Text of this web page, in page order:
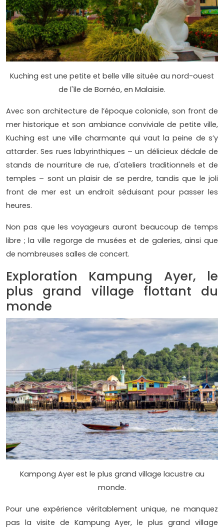
Kuching est une petite et belle ville située au nord-ouest
de l'île de Bornéo, en Malaisie.
Avec son architecture de l’époque coloniale, son front de
mer historique et son ambiance conviviale de petite ville,
Kuching est une ville charmante qui vaut la peine de s’y
attarder. Ses rues labyrinthiques – un délicieux dédale de
stands de nourriture de rue, d'ateliers traditionnels et de
temples – sont un plaisir de se perdre, tandis que le joli
front de mer est un endroit séduisant pour passer les
heures.
Non pas que les voyageurs auront beaucoup de temps
libre ; la ville regorge de musées et de galeries, ainsi que
de nombreuses salles de concert.
Exploration Kampung Ayer, le
plus grand village flottant du
monde
Kampong Ayer est le plus grand village lacustre au
monde.
Pour une expérience véritablement unique, ne manquez
pas la visite de Kampung Ayer, le plus grand village